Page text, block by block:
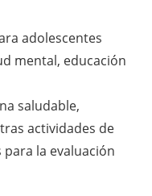
adolescentes
mental, educación
saludable,
actividades de
la evaluación